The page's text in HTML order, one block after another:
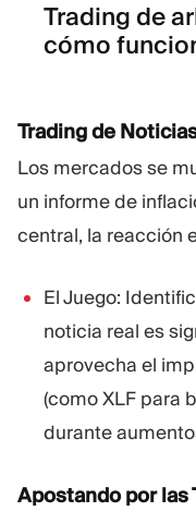
Trading de
cómo
Trading de
Los mercados se
un informe de
central, la reacción
El Juego:
noticia real es
aprovecha el
(como XLF para
durante
Apostando por las